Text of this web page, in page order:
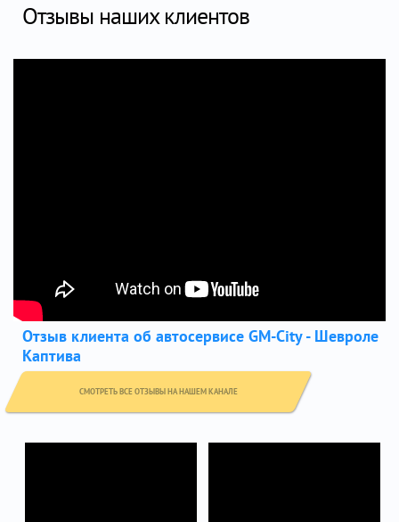
Отзывы наших клиентов
Отзыв клиента об автосервисе GM-City - Шевроле
Каптива
СМОТРЕТЬ ВСЕ ОТЗЫВЫ НА НАШЕМ КАНАЛЕ